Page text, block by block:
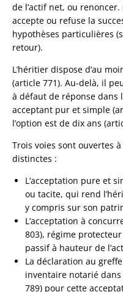
de l’actif net, ou
accepte ou refuse la
hypothèses particulières
retour).
L’héritier dispose d’au
(article 771). Au-delà, il
à défaut de réponse dans
acceptant pur et simple
l’option est de dix ans
Trois voies sont ouvertes
distinctes :
L’acceptation pure et
ou tacite, qui rend
y compris sur son
L’acceptation à
803), régime
passif à hauteur de
La déclaration au
inventaire notarié
789) pour cette